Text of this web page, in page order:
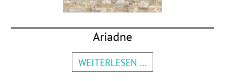
Ariadne
WEITERLESEN …